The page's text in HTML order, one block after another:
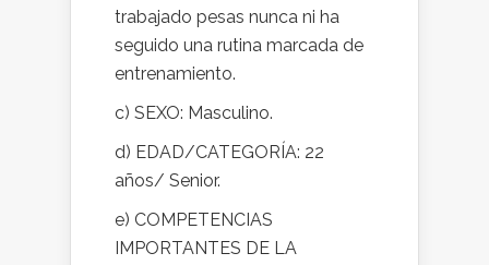
trabajado pesas nunca ni ha
seguido una rutina marcada de
entrenamiento.
c) SEXO: Masculino.
d) EDAD/CATEGORÍA: 22
años/ Senior.
e) COMPETENCIAS
IMPORTANTES DE LA